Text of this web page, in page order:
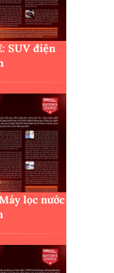
SUV điện
lọc nước